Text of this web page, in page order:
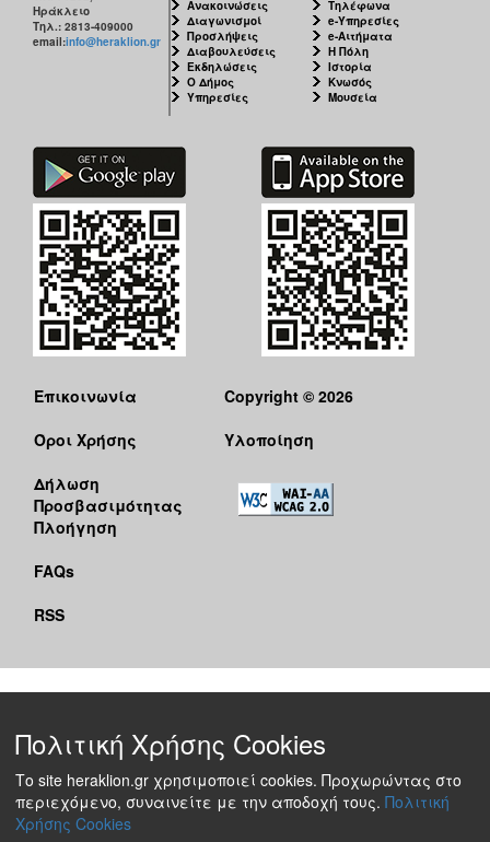
Ηράκλειο
Τηλ.: 2813-409000
email:info@heraklion.gr
Ανακοινώσεις
Διαγωνισμοί
Προσλήψεις
Διαβουλεύσεις
Εκδηλώσεις
Ο Δήμος
Υπηρεσίες
Τηλέφωνα
e-Υπηρεσίες
e-Αιτήματα
Η Πόλη
Ιστορία
Κνωσός
Μουσεία
Επικοινωνία
Όροι Χρήσης
Δήλωση
Προσβασιμότητας
Πλοήγηση
FAQs
RSS
Copyright © 2026
Υλοποίηση
Πολιτική Χρήσης Cookies
Το site heraklion.gr χρησιμοποιεί cookies. Προχωρώντας στο
περιεχόμενο, συναινείτε με την αποδοχή τους. Πολιτική
Χρήσης Cookies